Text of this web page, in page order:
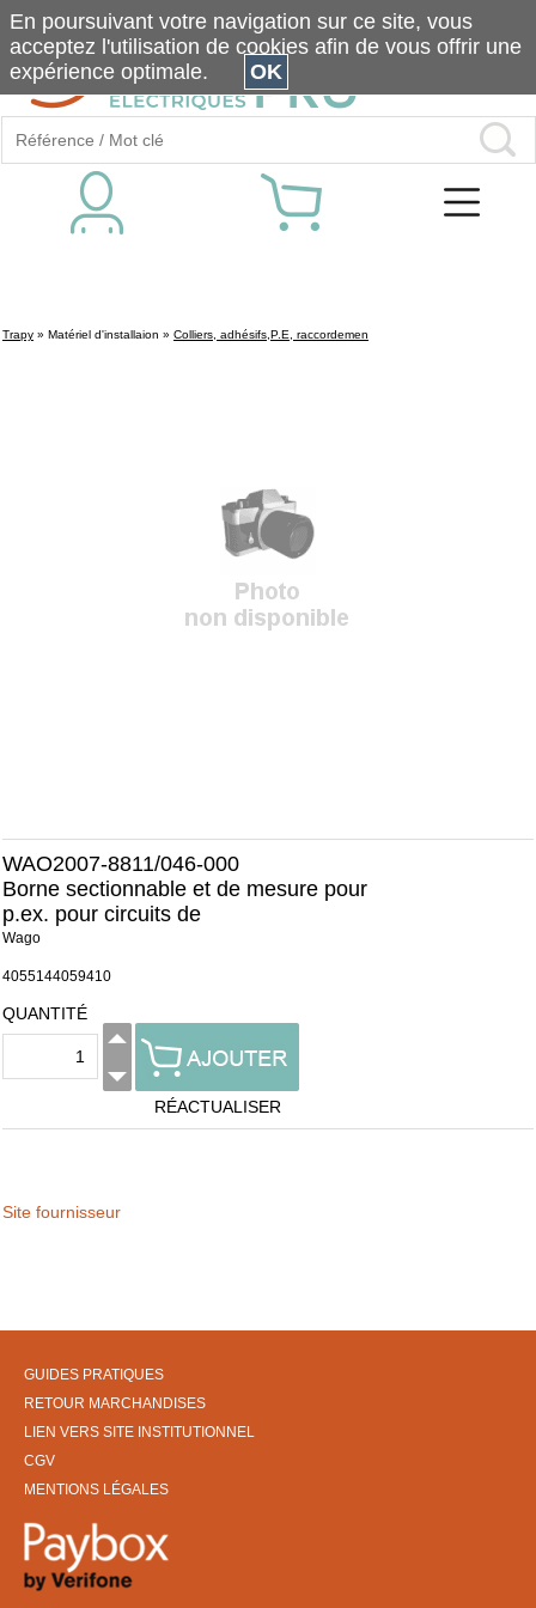
Trapy » Matériel d'installaion » Colliers, adhésifs,P.E, raccordemen
WAO2007-8811/046-000
Borne sectionnable et de mesure pour
p.ex. pour circuits de
Wago
4055144059410
QUANTITÉ
RÉACTUALISER
Site fournisseur
GUIDES PRATIQUES
RETOUR MARCHANDISES
LIEN VERS SITE INSTITUTIONNEL
CGV
MENTIONS LÉGALES
En poursuivant votre navigation sur ce site, vous
acceptez l'utilisation de cookies afin de vous offrir une
expérience optimale.
OK